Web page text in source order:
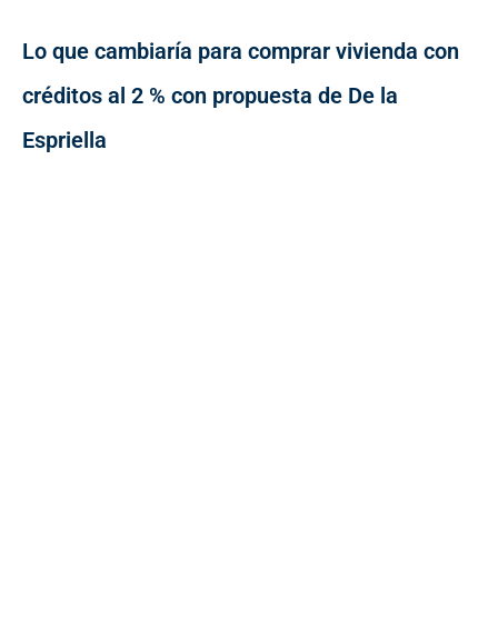
Lo que cambiaría para comprar vivienda con
créditos al 2 % con propuesta de De la
Espriella